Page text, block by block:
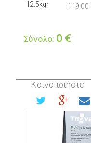
12.5kgr 119.00
Σύνολο: 0 €
Κοινοποιήστε